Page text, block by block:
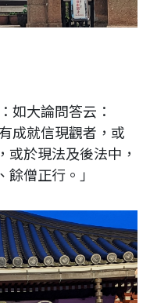
如大論問答云：
成就信現觀者，或
於現法及後法中，
僧正行。」